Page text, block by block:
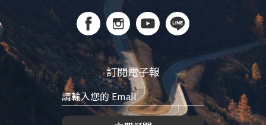
訂閱電子報